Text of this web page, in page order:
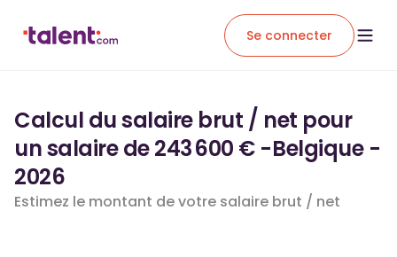
Se connecter
Calcul du salaire brut / net pour
un salaire de 243 600 € -Belgique -
2026
Estimez le montant de votre salaire brut / net